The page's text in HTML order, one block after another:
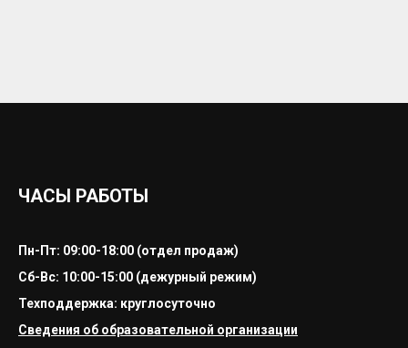
ЧАСЫ РАБОТЫ
Пн-Пт: 09:00-18:00 (отдел продаж)
Сб-Вс: 10:00-15:00 (дежурный режим)
Техподдержка: круглосуточно
Сведения об образовательной организации